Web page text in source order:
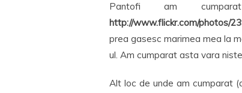
Pantofi am
http://www.flickr.com/photos/
prea gasesc marimea mea la
ul. Am cumparat asta vara
Alt loc de unde am cumparat